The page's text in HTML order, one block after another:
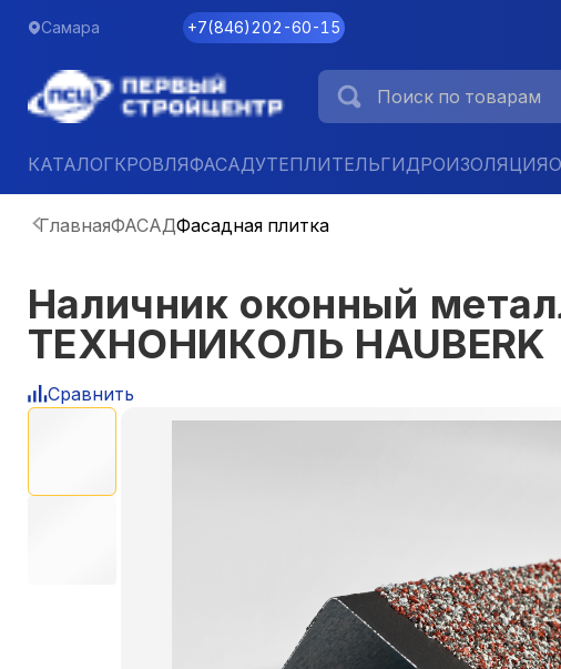
Самара +7(846)202-60-15
КАТАЛОГКРОВЛЯФАСАДУТЕПЛИТЕЛЬГИДРОИЗОЛЯЦИЯ
ГлавнаяФАСАДФасадная плитка
Наличник оконный
ТЕХНОНИКОЛЬ HAUBERK
Сравнить